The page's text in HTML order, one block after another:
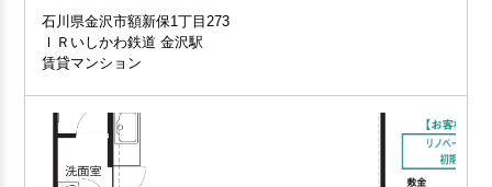
石川県金沢市額新保1丁目273
ＩＲいしかわ鉄道 金沢駅
賃貸マンション